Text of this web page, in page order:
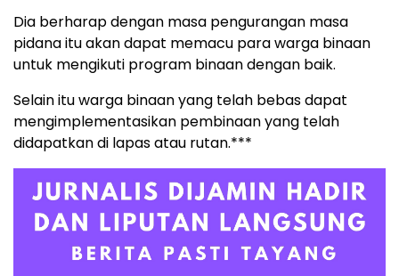
Dia berharap dengan masa pengurangan masa
pidana itu akan dapat memacu para warga binaan
untuk mengikuti program binaan dengan baik.
Selain itu warga binaan yang telah bebas dapat
mengimplementasikan pembinaan yang telah
didapatkan di lapas atau rutan.***